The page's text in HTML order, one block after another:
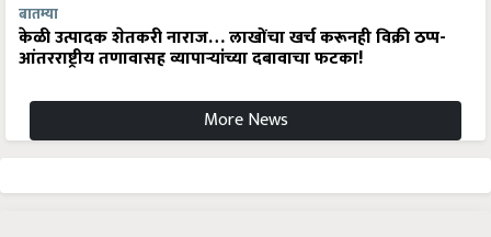
बातम्या
केळी उत्पादक शेतकरी नाराज… लाखोंचा खर्च करूनही विक्री ठप्प-
आंतरराष्ट्रीय तणावासह व्यापाऱ्यांच्या दबावाचा फटका!
More News